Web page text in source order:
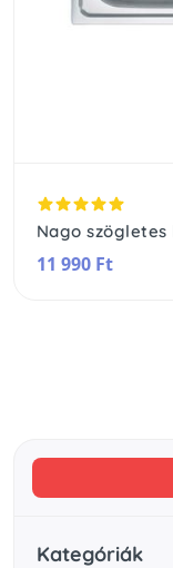
Kategóriák
11 990 Ft